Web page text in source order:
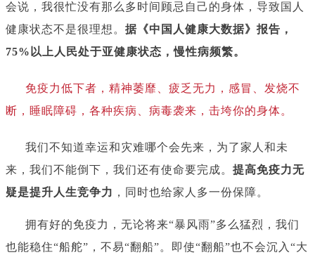
会说，我很忙没有那么多时间顾忌自己的身体，导致国人
健康状态不是很理想。 据《中国人健康大数据》报告，
75%以上人民处于亚健康状态，慢性病频繁。
免疫力低下者，精神萎靡、疲乏无力，感冒、发烧不
断，睡眠障碍，各种疾病、病毒袭来，击垮你的身体。
我们不知道幸运和灾难哪个会先来，为了家人和未
来，我们不能倒下，我们还有使命要完成。 提高免疫力无
疑是提升人生竞争力 ，同时也给家人多一份保障。
拥有好的免疫力，无论将来“暴风雨”多么猛烈，我们
也能稳住“船舵”，不易“翻船”。即使“翻船”也不会沉入“大